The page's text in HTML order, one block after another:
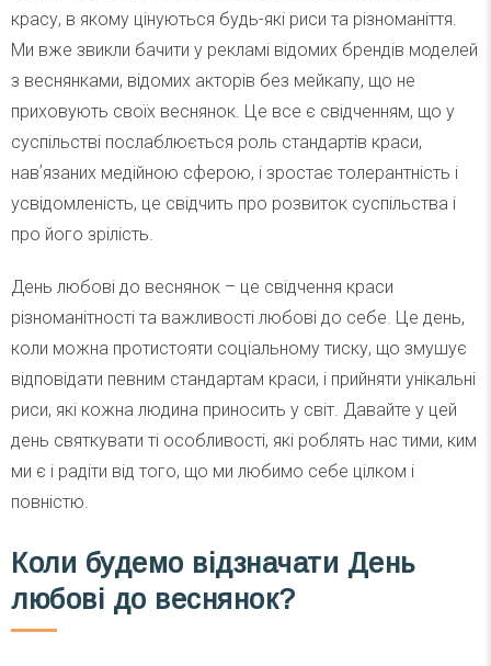
красу, в якому цінуються будь-які риси та різноманіття.
Ми вже звикли бачити у рекламі відомих брендів моделей
з веснянками, відомих акторів без мейкапу, що не
приховують своїх веснянок. Це все є свідченням, що у
суспільстві послаблюється роль стандартів краси,
навʼязаних медійною сферою, і зростає толерантність і
усвідомленість, це свідчить про розвиток суспільства і
про його зрілість.
День любові до веснянок – це свідчення краси
різноманітності та важливості любові до себе. Це день,
коли можна протистояти соціальному тиску, що змушує
відповідати певним стандартам краси, і прийняти унікальні
риси, які кожна людина приносить у світ. Давайте у цей
день святкувати ті особливості, які роблять нас тими, ким
ми є і радіти від того, що ми любимо себе цілком і
повністю.
Коли будемо відзначати День
любові до веснянок?